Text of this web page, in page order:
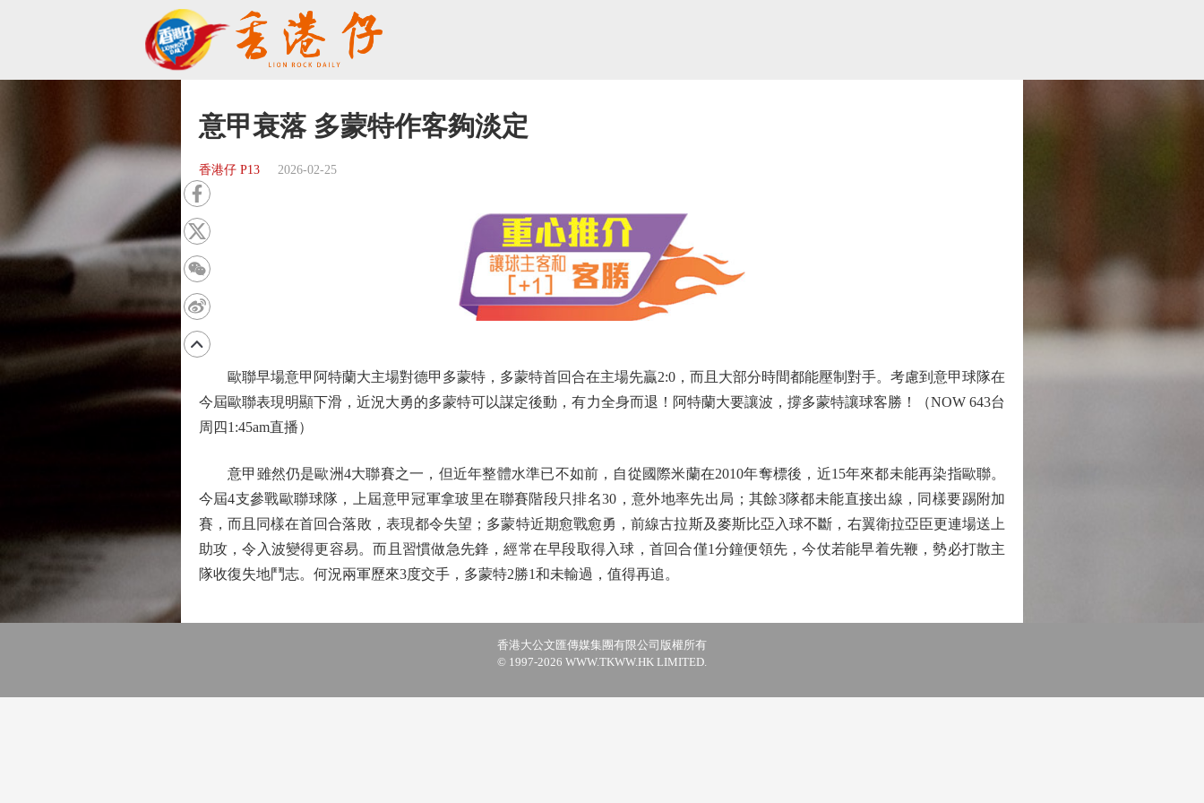
意甲衰落 多蒙特作客夠淡定
香港仔 P13 2026-02-25
歐聯早場意甲阿特蘭大主場對德甲多蒙特，多蒙特首回合在主場先贏2:0，而且大部分時間都能壓制對手。考慮到意甲球隊在
今屆歐聯表現明顯下滑，近況大勇的多蒙特可以謀定後動，有力全身而退！阿特蘭大要讓波，撐多蒙特讓球客勝！（NOW 643台
周四1:45am直播）
意甲雖然仍是歐洲4大聯賽之一，但近年整體水準已不如前，自從國際米蘭在2010年奪標後，近15年來都未能再染指歐聯。
今屆4支參戰歐聯球隊，上屆意甲冠軍拿玻里在聯賽階段只排名30，意外地率先出局；其餘3隊都未能直接出線，同樣要踢附加
賽，而且同樣在首回合落敗，表現都令失望；多蒙特近期愈戰愈勇，前線古拉斯及麥斯比亞入球不斷，右翼衛拉亞臣更連場送上
助攻，令入波變得更容易。而且習慣做急先鋒，經常在早段取得入球，首回合僅1分鐘便領先，今仗若能早着先鞭，勢必打散主
隊收復失地鬥志。何況兩軍歷來3度交手，多蒙特2勝1和未輸過，值得再追。
香港大公文匯傳媒集團有限公司版權所有
© 1997-2026 WWW.TKWW.HK LIMITED.